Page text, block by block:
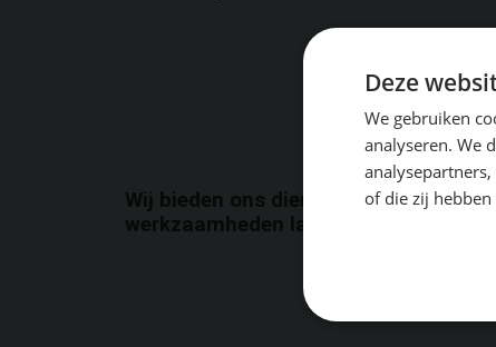
Wij bieden ons diensten in heel
werkzaamheden laten wij de werkplek
Deze
We gebruiken
analyseren. We
of die zij